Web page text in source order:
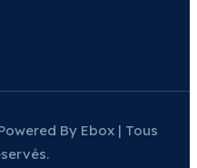
By Ebox | Tous